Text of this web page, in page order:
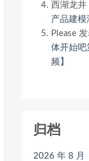
西湖龙井
产品建
Please
体开始吧
频】
归档
2026 年 8 月